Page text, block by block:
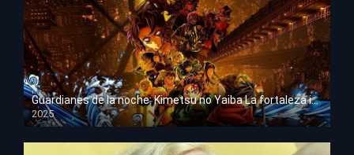
Guardianes de la noche: Kimetsu no Yaiba La fortaleza infinita
2025
HD 1080p